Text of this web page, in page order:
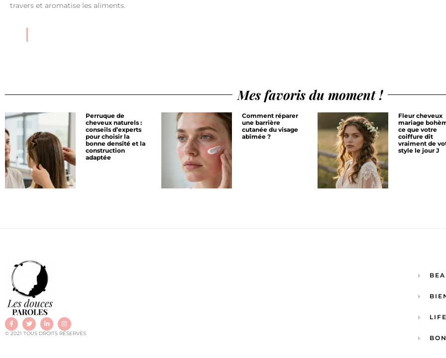
travers et aromatise les aliments.
Mes favoris du moment !
Perruque de
cheveux naturels :
conseils d’experts
pour choisir la
bonne densité et la
construction
adaptée
Comment réparer
une barrière
cutanée du visage
abîmée ?
Fleur cheveux
mariage
ce que votre
coiffure dit
vraiment de
style le jour J
© 2021 TOUS DROITS RÉSERVÉS